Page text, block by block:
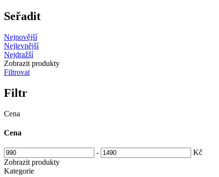
Seřadit
Nejnovější
Nejlevnější
Nejdražší
Zobrazit produkty
Filtrovat
Filtr
Cena
Cena
-
Kč
Zobrazit produkty
Kategorie